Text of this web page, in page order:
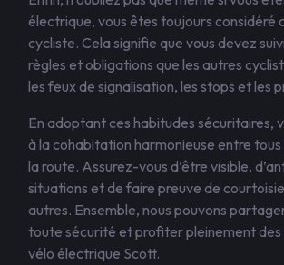
électrique, vous êtes toujours considéré
cycliste. Cela signifie que vous devez
règles et obligations que les autres
les feux de signalisation, les stops et les
En adoptant ces habitudes sécuritaires,
à la cohabitation harmonieuse entre tous
la route. Assurez-vous d’être visible,
situations et de faire preuve de
autres. Ensemble, nous pouvons
toute sécurité et profiter pleinement des
vélo électrique Scott.